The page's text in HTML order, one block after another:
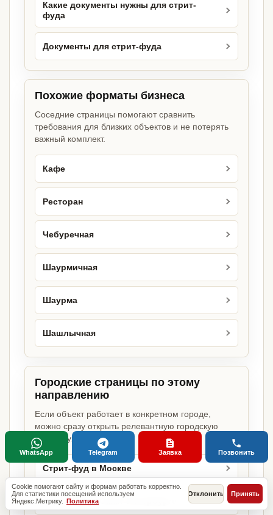
Какие документы нужны для стрит-
фуда
Документы для стрит-фуда
Похожие форматы бизнеса
Соседние страницы помогают сравнить
требования для близких объектов и не потерять
важный комплект.
Кафе
Ресторан
Чебуречная
Шаурмичная
Шаурма
Шашлычная
Городские страницы по этому
направлению
Если объект работает в конкретном городе,
можно сразу открыть релевантную городскую
страницу.
Стрит-фуд в Москве
Стрит-фуд в Санкт-Петербурге
Cookie помогают сайту и формам работать корректно.
Для статистики посещений используем
Яндекс.Метрику. Политика
Отклонить Принять
WhatsApp Telegram Заявка Позвонить